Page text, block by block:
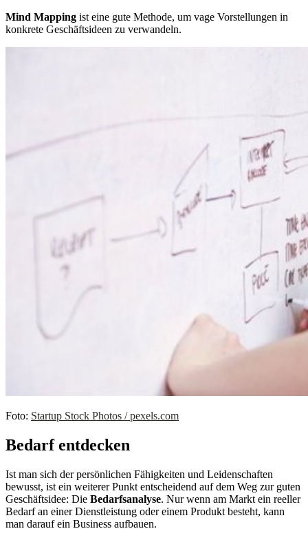
Mind Mapping ist eine gute Methode, um vage Vorstellungen in
konkrete Geschäftsideen zu verwandeln.
Foto: Startup Stock Photos / pexels.com
Bedarf entdecken
Ist man sich der persönlichen Fähigkeiten und Leidenschaften
bewusst, ist ein weiterer Punkt entscheidend auf dem Weg zur guten
Geschäftsidee: Die Bedarfsanalyse. Nur wenn am Markt ein reeller
Bedarf an einer Dienstleistung oder einem Produkt besteht, kann
man darauf ein Business aufbauen.